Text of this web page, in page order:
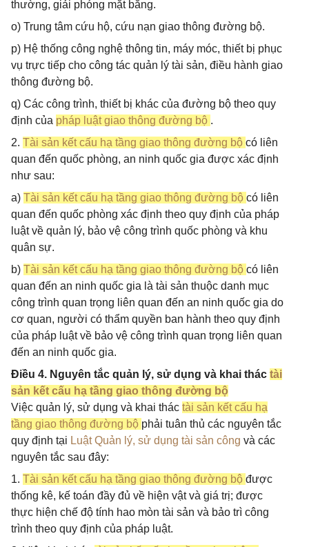
thường, giải phóng mặt bằng.
o) Trung tâm cứu hộ, cứu nạn giao thông đường bộ.
p) Hệ thống công nghệ thông tin, máy móc, thiết bị phục
vụ trực tiếp cho công tác quản lý tài sản, điều hành giao
thông đường bộ.
q) Các công trình, thiết bị khác của đường bộ theo quy
định của pháp luật giao thông đường bộ .
2. Tài sản kết cấu hạ tầng giao thông đường bộ có liên
quan đến quốc phòng, an ninh quốc gia được xác định
như sau:
a) Tài sản kết cấu hạ tầng giao thông đường bộ có liên
quan đến quốc phòng xác định theo quy định của pháp
luật về quản lý, bảo vệ công trình quốc phòng và khu
quân sự.
b) Tài sản kết cấu hạ tầng giao thông đường bộ có liên
quan đến an ninh quốc gia là tài sản thuộc danh mục
công trình quan trọng liên quan đến an ninh quốc gia do
cơ quan, người có thẩm quyền ban hành theo quy định
của pháp luật về bảo vệ công trình quan trọng liên quan
đến an ninh quốc gia.
Điều 4. Nguyên tắc quản lý, sử dụng và khai thác tài
sản kết cấu hạ tầng giao thông đường bộ
Việc quản lý, sử dụng và khai thác tài sản kết cấu hạ
tầng giao thông đường bộ phải tuân thủ các nguyên tắc
quy định tại Luật Quản lý, sử dụng tài sản công và các
nguyên tắc sau đây:
1. Tài sản kết cấu hạ tầng giao thông đường bộ được
thống kê, kế toán đầy đủ về hiện vật và giá trị; được
thực hiện chế độ tính hao mòn tài sản và bảo trì công
trình theo quy định của pháp luật.